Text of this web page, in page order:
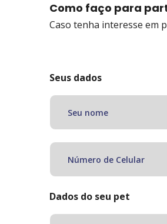
Como faço para
Caso tenha interesse em
Seus dados
Dados do seu pet